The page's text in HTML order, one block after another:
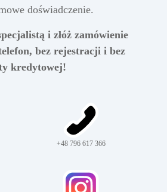
doświadczenie.
i złóż zamówienie
bez rejestracji i bez
kredytowej!
+48 796 617 366